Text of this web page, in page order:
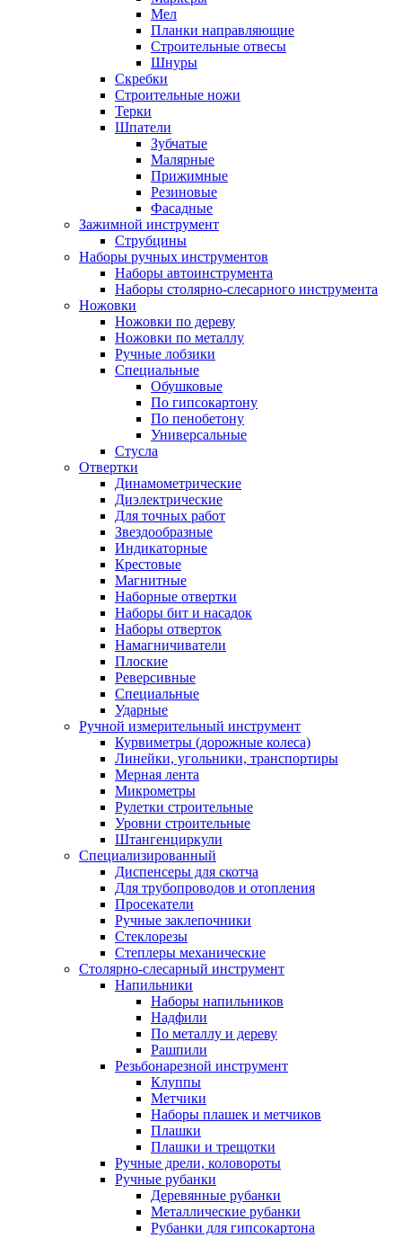
Мел
Планки направляющие
Строительные отвесы
Шнуры
Скребки
Строительные ножи
Терки
Шпатели
Зубчатые
Малярные
Прижимные
Резиновые
Фасадные
Зажимной инструмент
Струбцины
Наборы ручных инструментов
Наборы автоинструмента
Наборы столярно-слесарного инструмента
Ножовки
Ножовки по дереву
Ножовки по металлу
Ручные лобзики
Специальные
Обушковые
По гипсокартону
По пенобетону
Универсальные
Стусла
Отвертки
Динамометрические
Диэлектрические
Для точных работ
Звездообразные
Индикаторные
Крестовые
Магнитные
Наборные отвертки
Наборы бит и насадок
Наборы отверток
Намагничиватели
Плоские
Реверсивные
Специальные
Ударные
Ручной измерительный инструмент
Курвиметры (дорожные колеса)
Линейки, угольники, транспортиры
Мерная лента
Микрометры
Рулетки строительные
Уровни строительные
Штангенциркули
Специализированный
Диспенсеры для скотча
Для трубопроводов и отопления
Просекатели
Ручные заклепочники
Стеклорезы
Степлеры механические
Столярно-слесарный инструмент
Напильники
Наборы напильников
Надфили
По металлу и дереву
Рашпили
Резьбонарезной инструмент
Клуппы
Метчики
Наборы плашек и метчиков
Плашки
Плашки и трещотки
Ручные дрели, коловороты
Ручные рубанки
Деревянные рубанки
Металлические рубанки
Рубанки для гипсокартона